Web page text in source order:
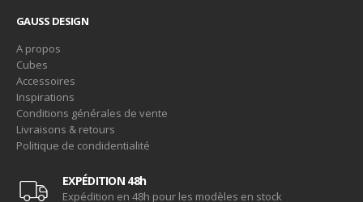
GAUSS DESIGN
A propos
Cubes
Accessoires
Inspirations
Conditions générales de vente
Livraisons & retours
Politique de condidentialité
EXPÉDITION 48h
Expédition en 48h pour les modèles en stock